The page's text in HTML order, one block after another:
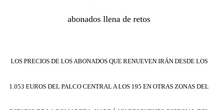
abonados llena de retos
LOS PRECIOS DE LOS ABONADOS QUE RENUEVEN IRÁN DESDE LOS
1.053 EUROS DEL PALCO CENTRAL A LOS 195 EN OTRAS ZONAS DEL